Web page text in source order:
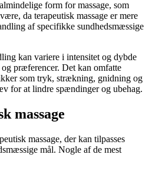
form for massage, som
da terapeutisk massage er mere
af specifikke sundhedsmæssige
kan variere i intensitet og dybde
præferencer. Det kan omfatte
som tryk, strækning, gnidning og
for at lindre spændinger og ubehag.
massage
massage, der kan tilpasses
mål. Nogle af de mest